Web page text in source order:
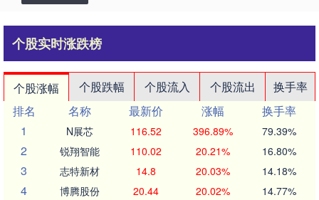
个股实时涨跌榜
个股涨幅 个股跌幅 个股流入 个股流出
换手率
排名
名称 最新价 涨幅
换手率
1
N展芯 116.52 396.89% 79.39%
2 锐翔智能 110.02 20.21% 16.80%
3 志特新材 14.8 20.03% 14.18%
4 博腾股份 20.44 20.02% 14.77%